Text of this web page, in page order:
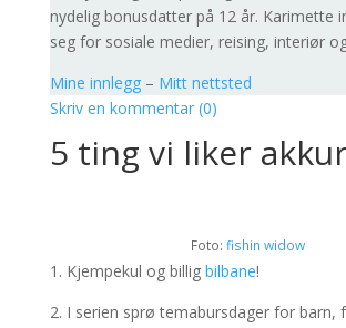
nydelig bonusdatter på 12 år. Karimette
seg for sosiale medier, reising, interiør
Mine innlegg– Mitt nettsted
Skriv en kommentar (0)
5 ting vi liker
Foto:fishin widow
1. Kjempekul og billig bilbane!
2. I serien sprø temabursdager for barn,